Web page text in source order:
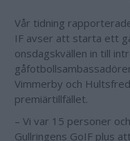
Vår tidning
IF avser att starta ett
onsdagskvällen in till
Vimmerby och
premiärtillfället.
– Vi var 15 personer
Gullringens GoIF plus